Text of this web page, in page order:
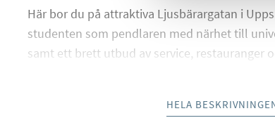
Här bor du på attraktiva Ljusbärargatan i
studenten som pendlaren med närhet till
samt ett brett utbud av service, restauranger
Varmt välkommen att upptäcka
HELA